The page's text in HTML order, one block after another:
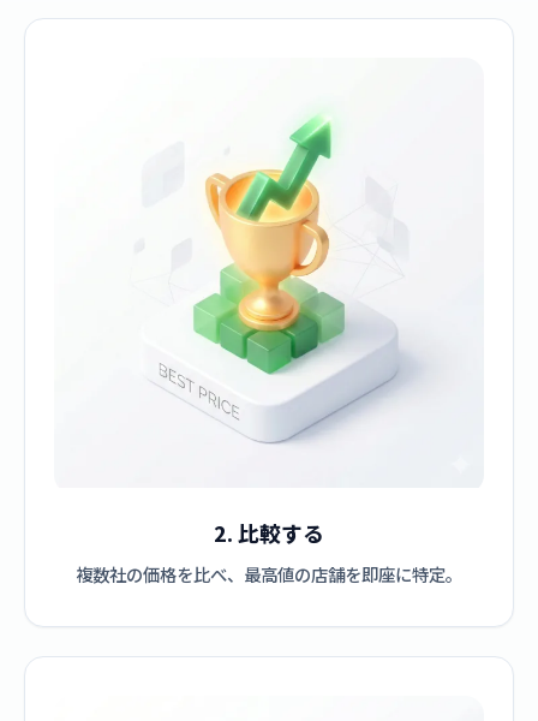
2. 比較する
複数社の価格を比べ、最高値の店舗を即座に特定。